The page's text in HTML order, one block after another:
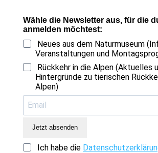
Wähle die Newsletter aus, für die
anmelden möchtest:
Neues aus dem Naturmuseum
Veranstaltungen und
Rückkehr in die Alpen (Aktuelles
Hintergründe zu tierischen
Alpen)
Jetzt absenden
Ich habe die